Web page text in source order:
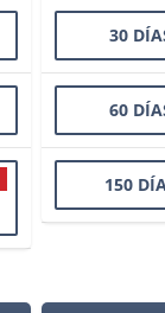
30
60
150